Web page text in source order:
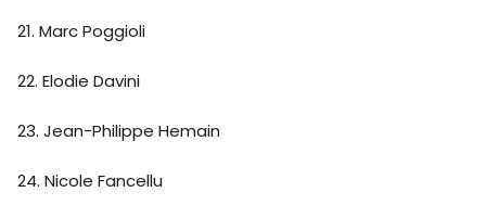
21. Marc Poggioli
22. Elodie Davini
23. Jean-Philippe Hemain
24. Nicole Fancellu